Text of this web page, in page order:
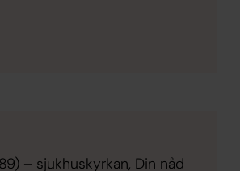
– sjukhuskyrkan, Din nåd